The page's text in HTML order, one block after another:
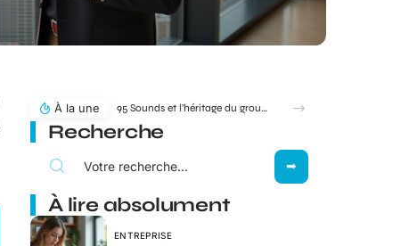
À la une 95 Sounds et l’héritage du groupe 1995 : filiation ou simple clin d’œil ?
Recherche
À lire absolument
ENTREPRISE